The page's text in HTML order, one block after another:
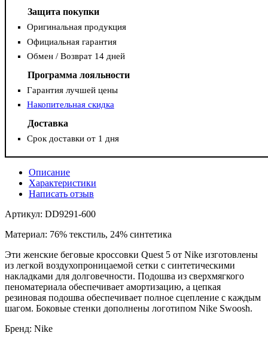
Защита покупки
Оригинальная продукция
Официальная гарантия
Обмен / Возврат 14 дней
Программа лояльности
Гарантия лучшей цены
Накопительная скидка
Доставка
Срок доставки от 1 дня
Описание
Характеристики
Написать отзыв
Артикул: DD9291-600
Материал: 76% текстиль, 24% синтетика
Эти женские беговые кроссовки Quest 5 от Nike изготовлены
из легкой воздухопроницаемой сетки с синтетическими
накладками для долговечности. Подошва из сверхмягкого
пеноматериала обеспечивает амортизацию, а цепкая
резиновая подошва обеспечивает полное сцепление с каждым
шагом. Боковые стенки дополнены логотипом Nike Swoosh.
Бренд: Nike